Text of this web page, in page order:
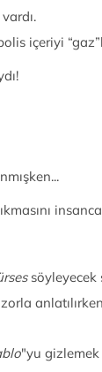
içeriyi
söyleyecek
"yu gizlemek